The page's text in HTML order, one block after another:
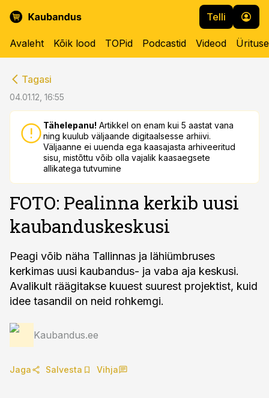
Telli
Avaleht Kõik lood TOPid Podcastid Videod
Tagasi
04.01.12, 16:55
Tähelepanu! Artikkel on enam kui 5 aastat vana
ning kuulub väljaande digitaalsesse arhiivi.
Väljaanne ei uuenda ega kaasajasta arhiveeritud
sisu, mistõttu võib olla vajalik kaasaegsete
allikatega tutvumine
FOTO: Pealinna kerkib uusi
kaubanduskeskusi
Peagi võib näha Tallinnas ja lähiümbruses
kerkimas uusi kaubandus- ja vaba aja keskusi.
Avalikult räägitakse kuuest suurest projektist, kuid
idee tasandil on neid rohkemgi.
Kaubandus.ee
Jaga Salvesta Vihja